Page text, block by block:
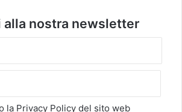
nostra newsletter
la Privacy Policy del sito web